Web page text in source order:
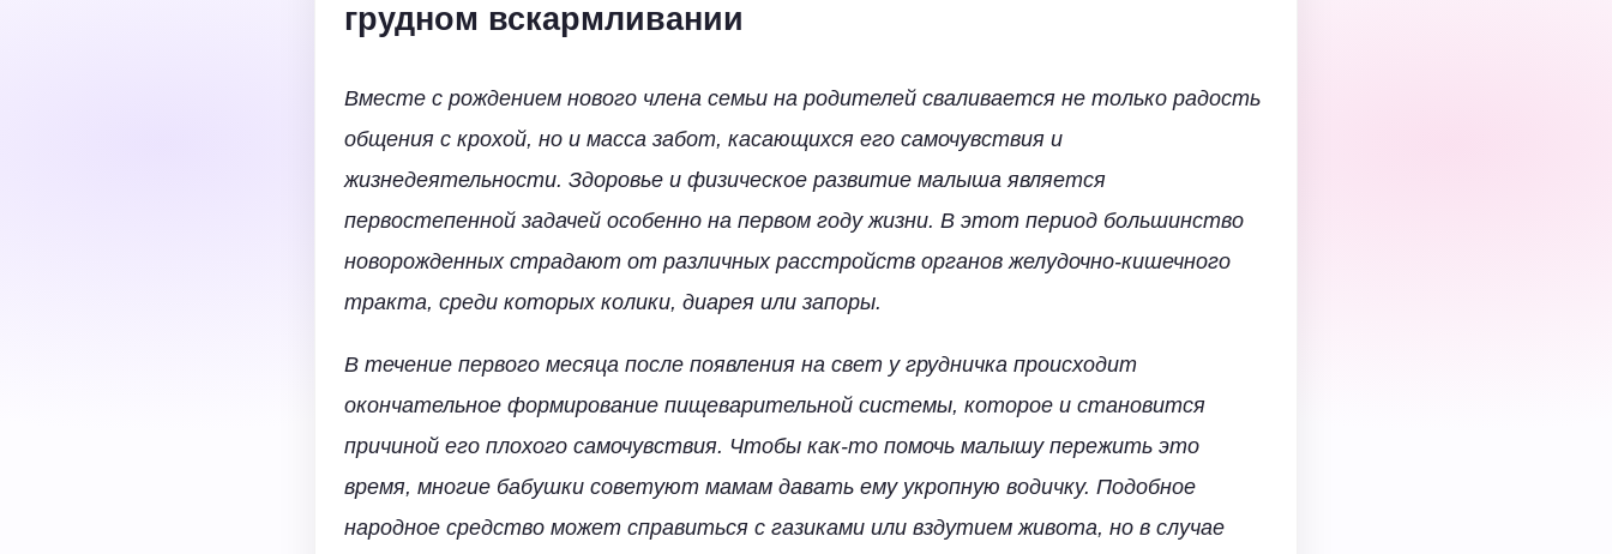
грудном вскармливании
Вместе с рождением нового члена семьи на родителей сваливается не только радость
общения с крохой, но и масса забот, касающихся его самочувствия и
жизнедеятельности. Здоровье и физическое развитие малыша является
первостепенной задачей особенно на первом году жизни. В этот период большинство
новорожденных страдают от различных расстройств органов желудочно-кишечного
тракта, среди которых колики, диарея или запоры.
В течение первого месяца после появления на свет у грудничка происходит
окончательное формирование пищеварительной системы, которое и становится
причиной его плохого самочувствия. Чтобы как-то помочь малышу пережить это
время, многие бабушки советуют мамам давать ему укропную водичку. Подобное
народное средство может справиться с газиками или вздутием живота, но в случае